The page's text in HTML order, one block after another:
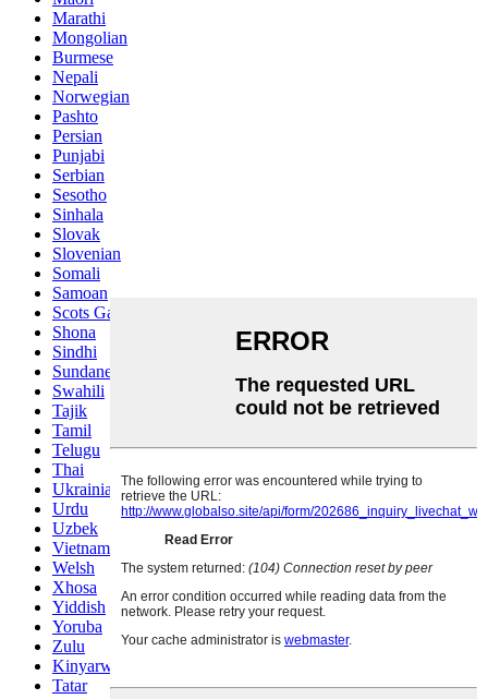
Marathi
Mongolian
Burmese
Nepali
Norwegian
Pashto
Persian
Punjabi
Serbian
Sesotho
Sinhala
Slovak
Slovenian
Somali
Samoan
Scots Gaelic
Shona
Sindhi
Sundanese
Swahili
Tajik
Tamil
Telugu
Thai
Ukrainian
Urdu
Uzbek
Vietnamese
Welsh
Xhosa
Yiddish
Yoruba
Zulu
Kinyarwanda
Tatar